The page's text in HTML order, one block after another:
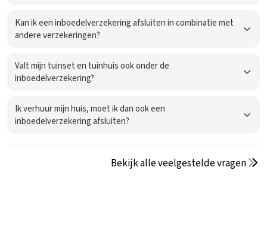
Kan ik een inboedelverzekering afsluiten in combinatie met
andere verzekeringen?
Valt mijn tuinset en tuinhuis ook onder de
inboedelverzekering?
Ik verhuur mijn huis, moet ik dan ook een
inboedelverzekering afsluiten?
Bekijk alle veelgestelde vragen